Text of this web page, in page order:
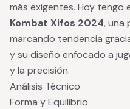
más exigentes. Hoy tengo
Kombat Xifos 2024, una
marcando tendencia
y su diseño enfocado a
y la precisión.
Análisis Técnico
Forma y Equilibrio